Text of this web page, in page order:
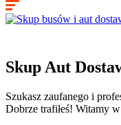
Skup Aut
Szukasz zaufanego i
Dobrze trafiłeś! Witamy